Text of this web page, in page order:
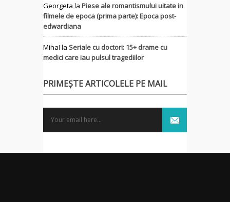
Georgeta la Piese ale romantismului uitate in
filmele de epoca (prima parte): Epoca post-
edwardiana
MihaI la Seriale cu doctori: 15+ drame cu
medici care iau pulsul tragediilor
PRIMEȘTE ARTICOLELE PE MAIL